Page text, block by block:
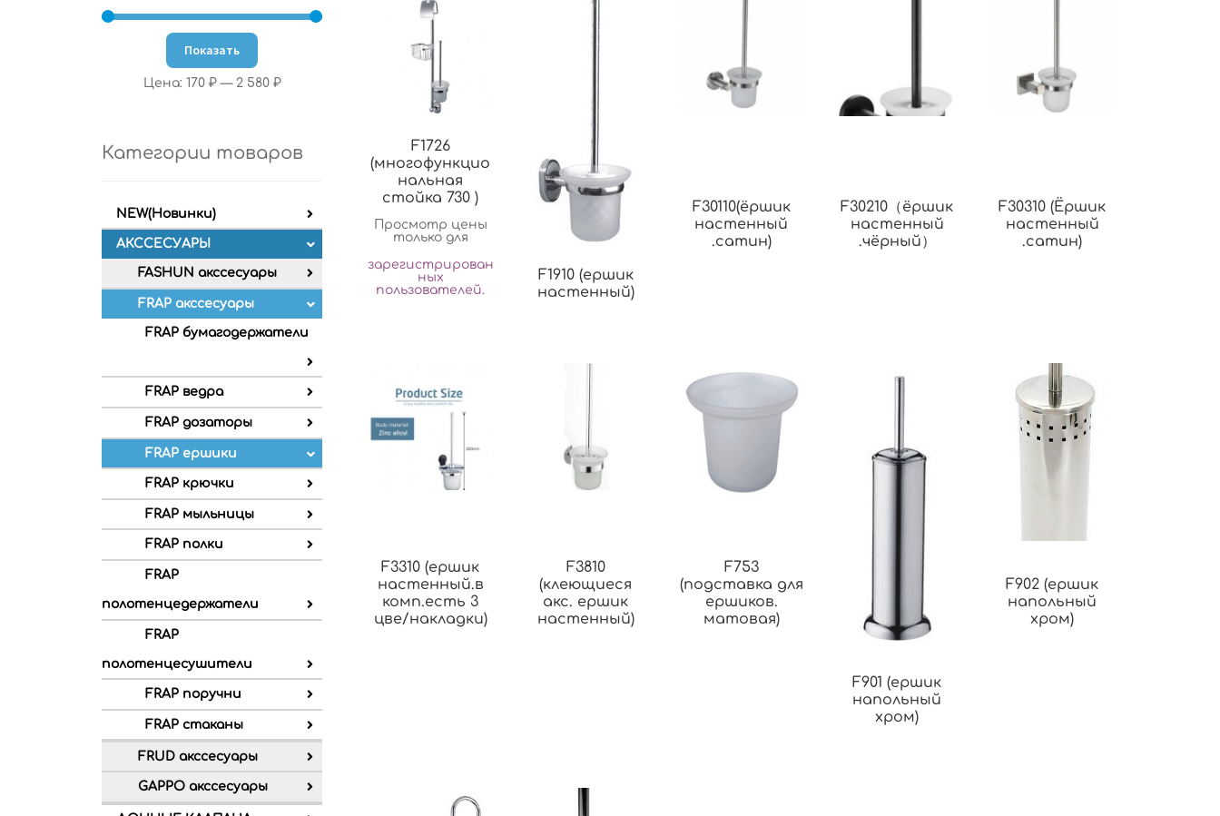
Показать
Цена: 170 ₽— 2 580 ₽
Категории товаров
NEW(Новинки)
АКССЕСУАРЫ
FASHUN акссесуары
FRAP акссесуары
FRAP бумагодержатели
FRAP ведра
FRAP дозаторы
FRAP ершики
FRAP крючки
FRAP мыльницы
FRAP полки
FRAP
полотенцедержатели
FRAP
полотенцесушители
FRAP поручни
FRAP стаканы
FRUD акссесуары
GAPPO акссесуары
F1726
(многофункцио
нальная
стойка 730 )
Просмотр цены
только для
зарегистрирован
ных
пользователей.
F1910 (ершик
настенный)
F30110(ёршик
настенный
.сатин)
F30210（ёршик
настенный
.чёрный）
F30310 (Ёршик
настенный
.сатин)
F3310 (ершик
настенный.в
комп.есть 3
цве/накладки)
F3810
(клеющиеся
акс. ершик
настенный)
F753
(подставка для
ершиков.
матовая)
F901 (ершик
напольный
хром)
F902 (ершик
напольный
хром)